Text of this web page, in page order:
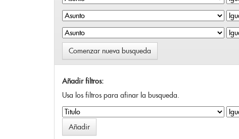
Comenzar nueva busqueda
Añadir filtros:
Usa los filtros para afinar la busqueda.